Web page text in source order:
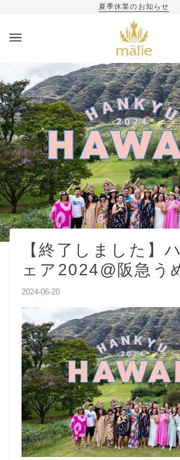
夏季休業のお知らせ
【終了しました】
ェア2024@阪急う
2024-06-20